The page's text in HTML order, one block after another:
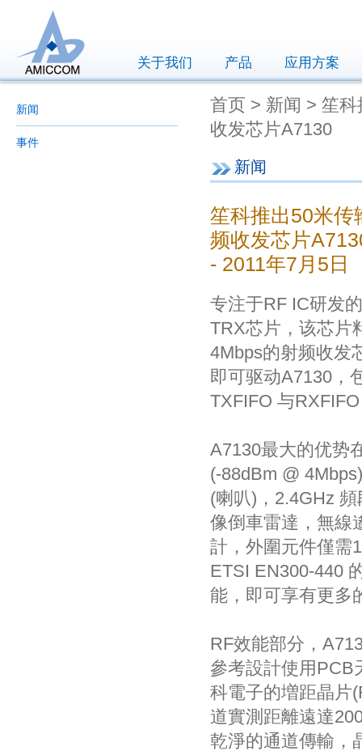
关于我们 产品 应用方案
新闻
事件
首页 > 新闻 > 笙
收发芯片A7130
新闻
笙科推出50米传
频收发芯片
- 2011年7月5日
专注于RF IC研发
TRX芯片，该芯片
4Mbps的射频收发
即可驱动A7130，
TXFIFO 与
A7130最大的优势
(-88dBm @
(喇叭)，2.4GHz
像倒車雷達，無線
計，外圍元件僅需
ETSI EN300-440
能，即可享有更多
RF效能部分，
參考設計使用PCB
科電子的増距晶片
道實測距離遠達
乾淨的通道傳輸，